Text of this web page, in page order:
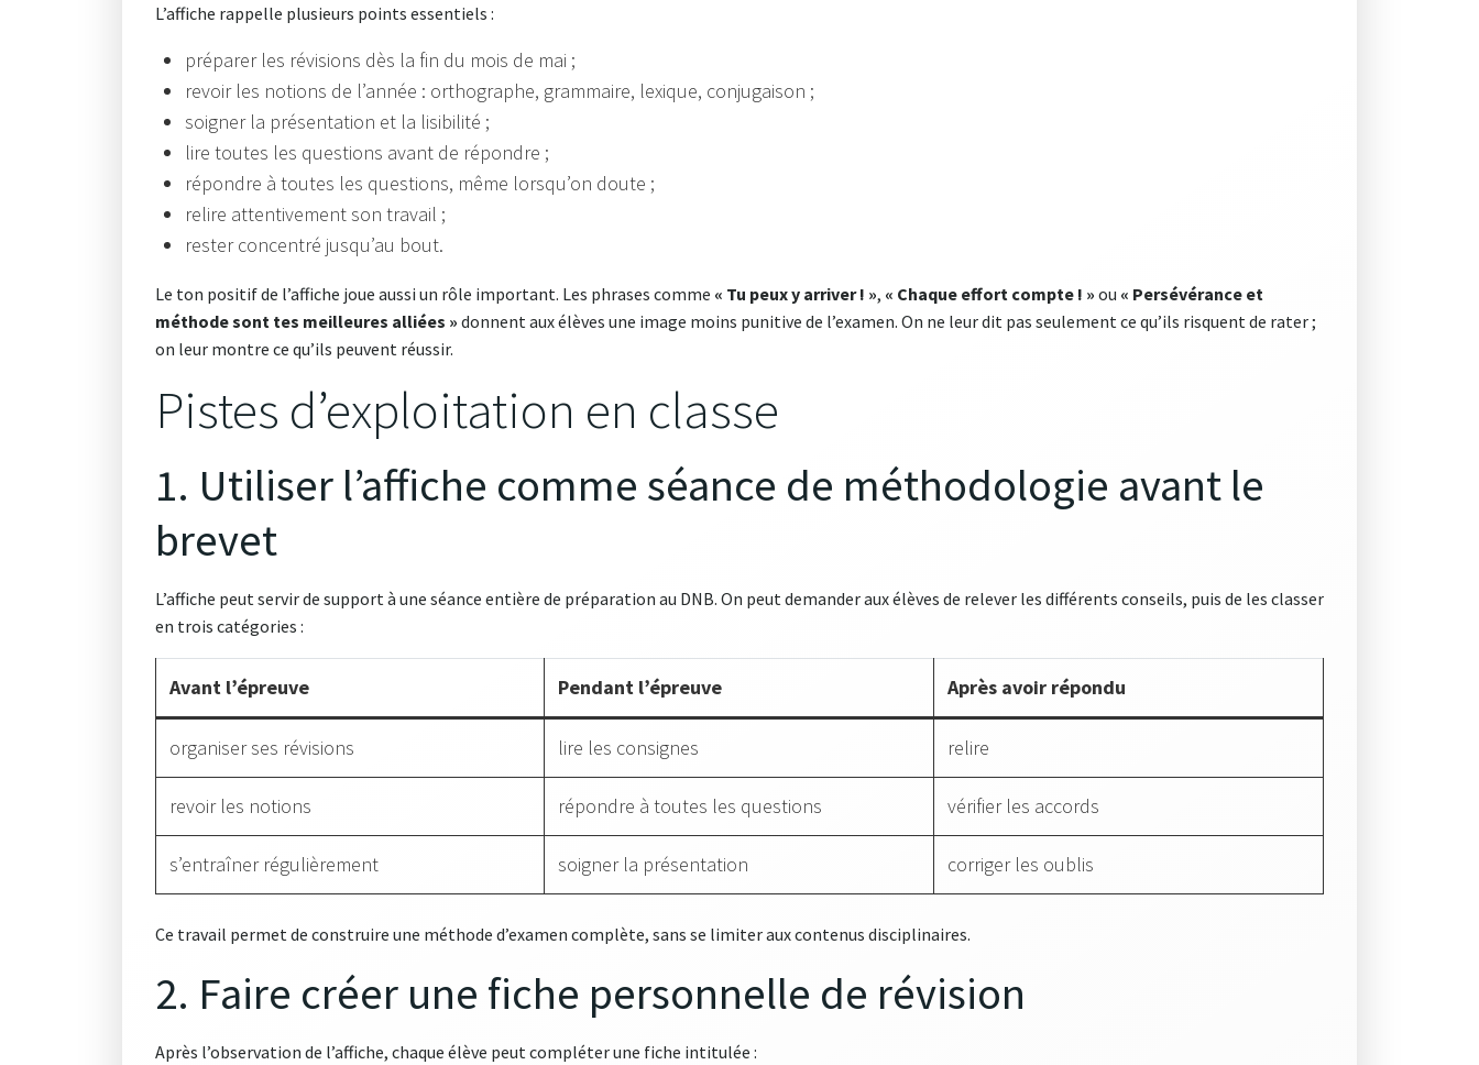
L’affiche rappelle plusieurs points essentiels :
préparer les révisions dès la fin du mois de mai ;
revoir les notions de l’année : orthographe, grammaire, lexique, conjugaison ;
soigner la présentation et la lisibilité ;
lire toutes les questions avant de répondre ;
répondre à toutes les questions, même lorsqu’on doute ;
relire attentivement son travail ;
rester concentré jusqu’au bout.
Le ton positif de l’affiche joue aussi un rôle important. Les phrases comme « Tu peux y arriver ! », « Chaque effort compte ! » ou « Persévérance et
méthode sont tes meilleures alliées » donnent aux élèves une image moins punitive de l’examen. On ne leur dit pas seulement ce qu’ils risquent de rater ;
on leur montre ce qu’ils peuvent réussir.
Pistes d’exploitation en classe
1. Utiliser l’affiche comme séance de méthodologie avant le
brevet
L’affiche peut servir de support à une séance entière de préparation au DNB. On peut demander aux élèves de relever les différents conseils, puis de les classer
en trois catégories :
Avant l’épreuve Pendant l’épreuve Après avoir répondu
organiser ses révisions lire les consignes relire
revoir les notions répondre à toutes les questions vérifier les accords
s’entraîner régulièrement soigner la présentation corriger les oublis
Ce travail permet de construire une méthode d’examen complète, sans se limiter aux contenus disciplinaires.
2. Faire créer une fiche personnelle de révision
Après l’observation de l’affiche, chaque élève peut compléter une fiche intitulée :